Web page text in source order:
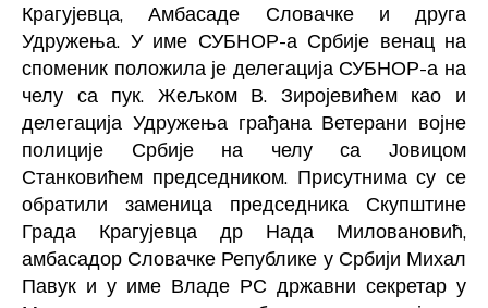
Крагујевца, Амбасаде Словачке и друга
Удружења. У име СУБНОР-а Србије венац на
споменик положила је делегација СУБНОР-а на
челу са пук. Жељком В. Зиројевићем као и
делегација Удружења грађана Ветерани војне
полиције Србије на челу са Јовицом
Станковићем председником. Присутнима су се
обратили заменица председника Скупштине
Града Крагујевца др Нада Миловановић,
амбасадор Словачке Републике у Србији Михал
Павук и у име Владе РС државни секретар у